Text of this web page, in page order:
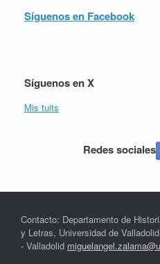
Síguenos en Facebook
Síguenos en X
Mis tuits
Redes sociales
Contacto: Departamento de
y Letras, Universidad de
- Valladolid